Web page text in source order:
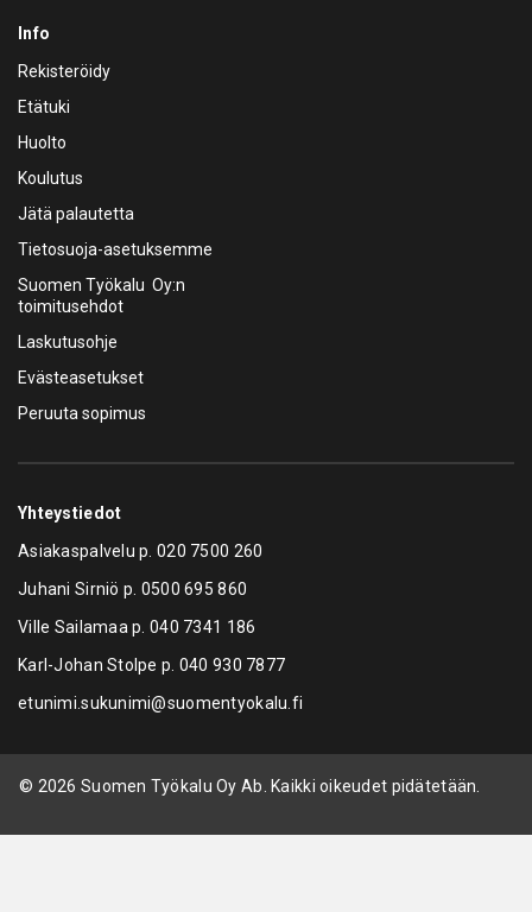
Info
Rekisteröidy
Etätuki
Huolto
Koulutus
Jätä palautetta
Tietosuoja-asetuksemme
Suomen Työkalu Oy:n
toimitusehdot
Laskutusohje
Evästeasetukset
Peruuta sopimus
Yhteystiedot
Asiakaspalvelu p.020 7500 260
Juhani Sirniö p. 0500 695 860
Ville Sailamaa p.040 7341 186
Karl-Johan Stolpe p. 040 930 7877
etunimi.sukunimi@suomentyokalu.fi
© 2026 Suomen Työkalu Oy Ab. Kaikki oikeudet pidätetään.